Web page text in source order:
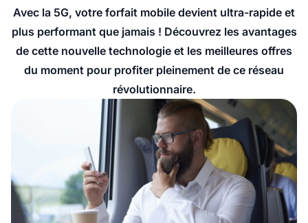
Avec la 5G, votre forfait mobile devient ultra-rapide et
plus performant que jamais ! Découvrez les avantages
de cette nouvelle technologie et les meilleures offres
du moment pour profiter pleinement de ce réseau
révolutionnaire.